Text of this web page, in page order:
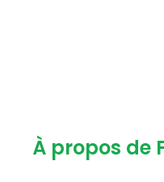
À propos de